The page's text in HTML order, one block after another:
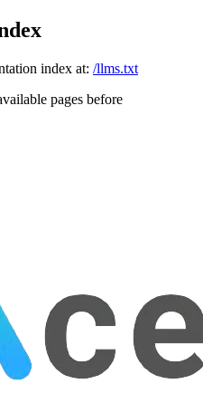
index at: /llms.txt
pages before